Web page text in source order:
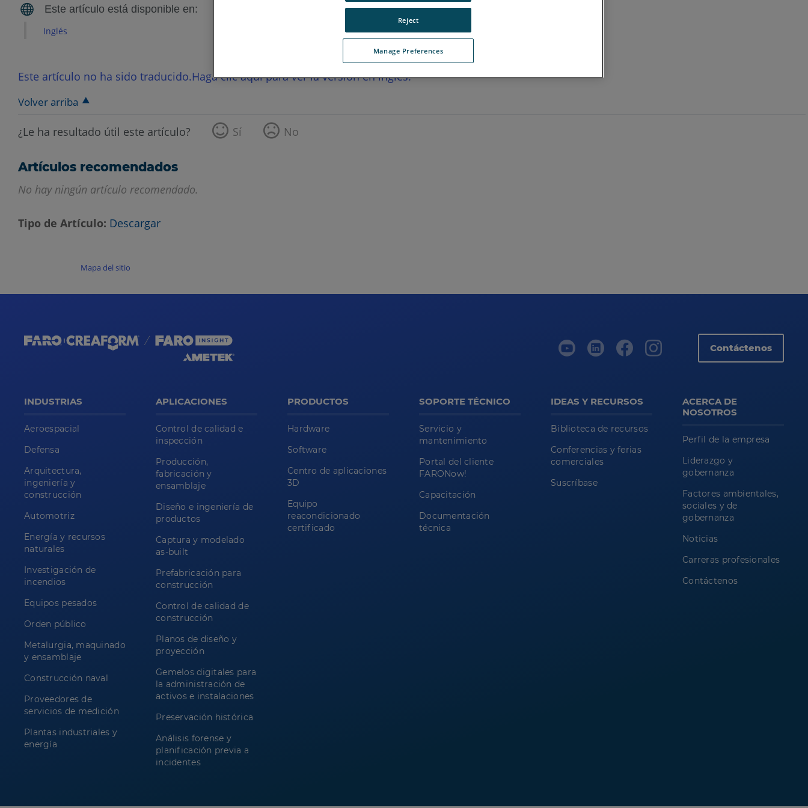
Inglés
Este artículo no ha sido traducido.Haga clic aquí para ver la versión en inglés.
Volver arriba
¿Le ha resultado útil este artículo? Sí No
Artículos recomendados
No hay ningún artículo recomendado.
Tipo de Artículo Descargar
Mapa del sitio
Contáctenos
INDUSTRIAS
Aeroespacial
Defensa
Arquitectura,
ingeniería y
construcción
Automotriz
Energía y recursos
naturales
Investigación de
incendios
Equipos pesados
Orden público
Metalurgia, maquinado
y ensamblaje
Construcción naval
Proveedores de
servicios de medición
Plantas industriales y
energía
APLICACIONES
Control de calidad e
inspección
Producción,
fabricación y
ensamblaje
Diseño e ingeniería de
productos
Captura y modelado
as-built
Prefabricación para
construcción
Control de calidad de
construcción
Planos de diseño y
proyección
Gemelos digitales para
la administración de
activos e instalaciones
Preservación histórica
Análisis forense y
planificación previa a
incidentes
PRODUCTOS
Hardware
Software
Centro de aplicaciones
3D
Equipo
reacondicionado
certificado
SOPORTE TÉCNICO
Servicio y
mantenimiento
Portal del cliente
FARONow!
Capacitación
Documentación
técnica
IDEAS Y RECURSOS
Biblioteca de recursos
Conferencias y ferias
comerciales
Suscríbase
ACERCA DE
NOSOTROS
Perfil de la empresa
Liderazgo y
gobernanza
Factores ambientales,
sociales y de
gobernanza
Noticias
Carreras profesionales
Contáctenos
Manage Preferences
Reject